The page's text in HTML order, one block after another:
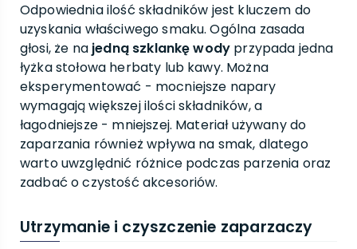
Odpowiednia ilość składników jest kluczem do
uzyskania właściwego smaku. Ogólna zasada
głosi, że na jedną szklankę wody przypada jedna
łyżka stołowa herbaty lub kawy. Można
eksperymentować - mocniejsze napary
wymagają większej ilości składników, a
łagodniejsze - mniejszej. Materiał używany do
zaparzania również wpływa na smak, dlatego
warto uwzględnić różnice podczas parzenia oraz
zadbać o czystość akcesoriów.
Utrzymanie i czyszczenie zaparzaczy